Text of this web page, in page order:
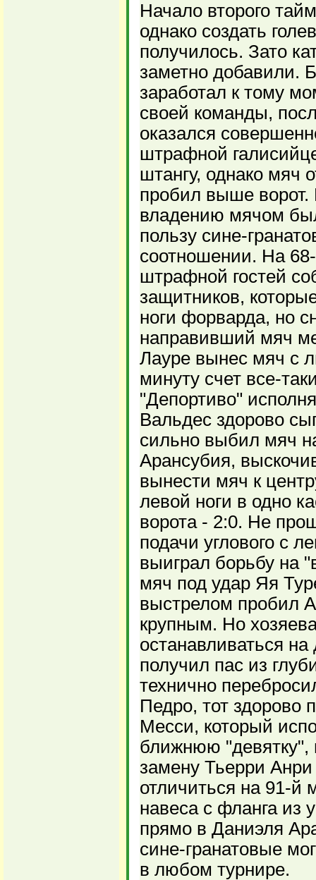
Начало второго
однако создать
получилось. Зато
заметно добавили.
заработал к тому
своей команды,
оказался
штрафной
штангу, однако мяч
пробил выше
владению мячом
пользу сине-
соотношении. На
штрафной гостей
защитников,
ноги форварда, но
направивший мяч
Лауре вынес мяч с
минуту счет все-
"Депортиво"
Вальдес здорово
сильно выбил мяч
Арансубия,
вынести мяч к
левой ноги в одно
ворота - 2:0. Не
подачи углового с
выиграл борьбу на
мяч под удар Яя
выстрелом пробил
крупным. Но
останавливаться
получил пас из
технично
Педро, тот здорово
Месси, который
ближнюю
замену Тьерри
отличиться на 91-й
навеса с фланга из
прямо в Даниэля
сине-гранатовые
в любом турнире.